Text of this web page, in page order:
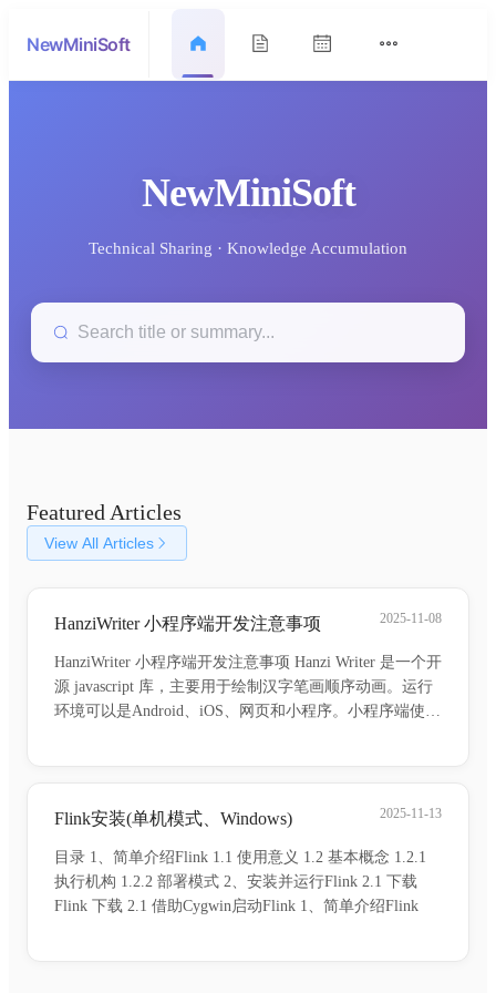
NewMiniSoft
NewMiniSoft
Technical Sharing · Knowledge Accumulation
Featured Articles
View All Articles
HanziWriter 小程序端开发注意事项 2025-11-08
HanziWriter 小程序端开发注意事项 Hanzi Writer 是一个开
源 javascript 库，主要用于绘制汉字笔画顺序动画。运行
环境可以是Android、iOS、网页和小程序。小程序端使用
Flink安装(单机模式、Windows) 2025-11-13
目录 1、简单介绍Flink 1.1 使用意义 1.2 基本概念 1.2.1
执行机构 1.2.2 部署模式 2、安装并运行Flink 2.1 下载
Flink 下载 2.1 借助Cygwin启动Flink 1、简单介绍Flink